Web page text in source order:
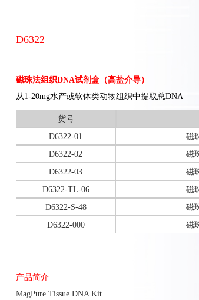
D6322
磁珠法组织DNA试剂盒（高盐介导）
从1-20mg水产或软体类动物组织中提取总DNA
货号
D6322-01
磁
D6322-02
磁
D6322-03
磁
D6322-TL-06
磁
D6322-S-48
磁
D6322-000
磁
产品简介
MagPure Tissue DNA Kit